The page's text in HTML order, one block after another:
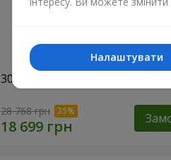
301 червона троянда
28 768 грн
Налаштувати